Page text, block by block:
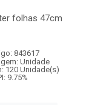
folhas 47cm
843617
Unidade
120 Unidade(s)
9.75%